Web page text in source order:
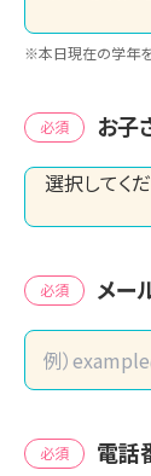
※本日現在の学年
必須 お子
必須 メー
必須 電話